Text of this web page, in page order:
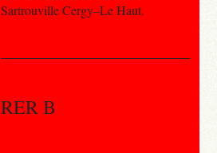
Sartrouville Cergy–Le Haut.
RER B